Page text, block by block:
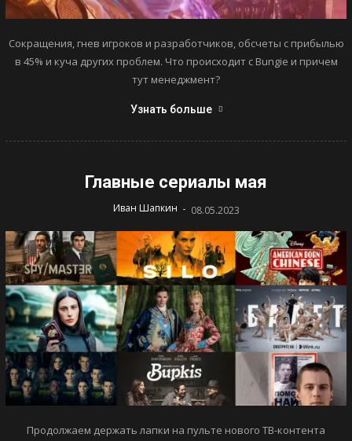
Сокращения, гнев игроков и разработчиков, обсчеты с прибылью
в 45% и куча других проблем. Что происходит с Bungie и причем
тут менеджмент?
Узнать больше
Главные сериалы мая
Иван Шапкин - 08.05.2023
Продолжаем держать лапки на пульте нового ТВ-контента